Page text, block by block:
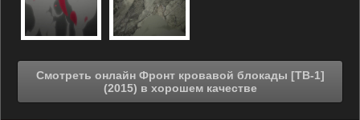
Смотреть онлайн Фронт кровавой блокады [ТВ-1]
(2015) в хорошем качестве